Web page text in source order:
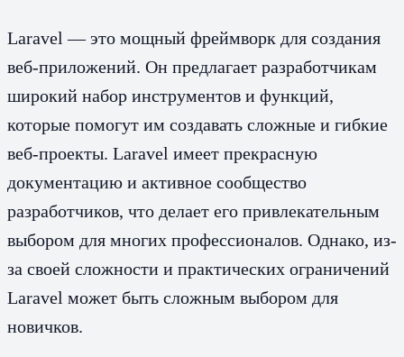
Laravel — это мощный фреймворк для создания
веб-приложений. Он предлагает разработчикам
широкий набор инструментов и функций,
которые помогут им создавать сложные и гибкие
веб-проекты. Laravel имеет прекрасную
документацию и активное сообщество
разработчиков, что делает его привлекательным
выбором для многих профессионалов. Однако, из-
за своей сложности и практических ограничений
Laravel может быть сложным выбором для
новичков.